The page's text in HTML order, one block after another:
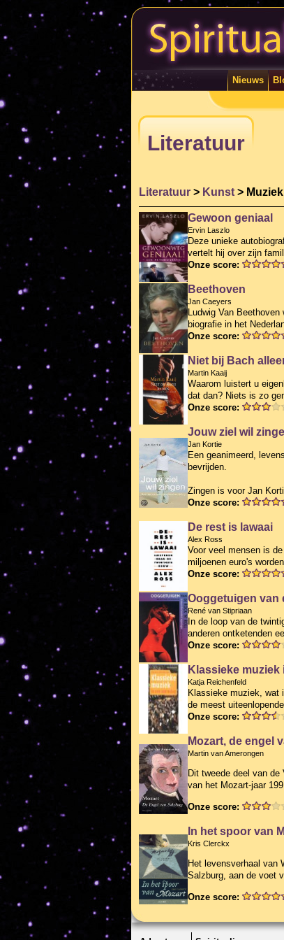
Nieuws
Literatuur
Literatuur > Kunst > Muziek
Gewoon geniaal
Ervin Laszlo
Deze unieke
vertelt hij over zijn
Onze score:
Beethoven
Jan Caeyers
Ludwig Van
biografie in het
Onze score:
Niet bij Bach
Martin Kaaij
Waarom luistert u
dat dan? Niets is zo
Onze score:
Jouw ziel wil
Jan Kortie
Een geanimeerd,
bevrijden.
Zingen is voor Jan
Onze score:
De rest is lawaai
Alex Ross
Voor veel mensen is
miljoenen euro's
Onze score:
Ooggetuigen van
René van Stipriaan
In de loop van de
anderen ontketenden
Onze score:
Klassieke
Katja Reichenfeld
Klassieke muziek, wat
de meest
Onze score:
Mozart, de engel
Martin van Amerongen
Dit tweede deel van
van het Mozart-jaar
Onze score:
In het spoor van
Kris Clerckx
Het levensverhaal van
Salzburg, aan de voet
Onze score: